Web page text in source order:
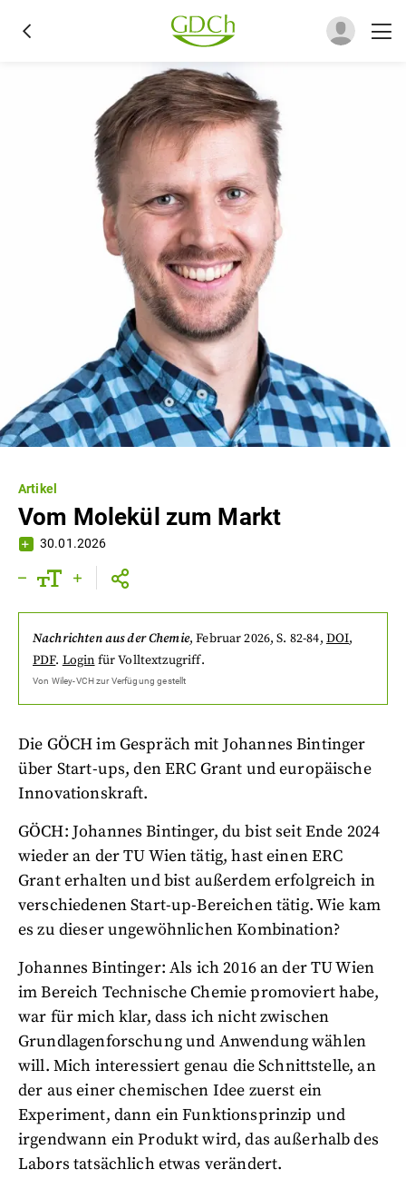
Artikel
Vom Molekül zum Markt
30.01.2026
Nachrichten aus der Chemie,Februar 2026, S. 82-84, DOI,
PDF. Login für Volltextzugriff.
Von Wiley-VCHzur Verfügung gestellt
Die GÖCH im Gespräch mit Johannes Bintinger
über Start-ups, den ERC Grant und europäische
Innovationskraft.
GÖCH: Johannes Bintinger, du bist seit Ende 2024
wieder an der TU Wien tätig, hast einen ERC
Grant erhalten und bist außerdem erfolgreich in
verschiedenen Start-up-Bereichen tätig. Wie kam
es zu dieser ungewöhnlichen Kombination?
JohannesBintinger: Als ich 2016 an der TU Wien
im Bereich Technische Chemie promoviert habe,
war für mich klar, dass ich nicht zwischen
Grundlagenforschung und Anwendung wählen
will. Mich interessiert genau die Schnittstelle, an
der aus einer chemischen Idee zuerst ein
Experiment, dann ein Funktionsprinzip und
irgendwann ein Produkt wird, das außerhalb des
Labors tatsächlich etwas verändert.